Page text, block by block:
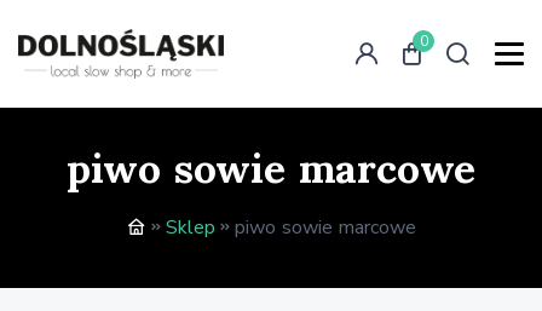
0
piwo sowie marcowe
Sklep piwo sowie marcowe